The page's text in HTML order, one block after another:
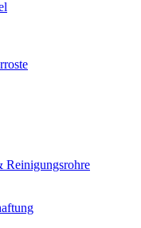
Reinigungsrohre